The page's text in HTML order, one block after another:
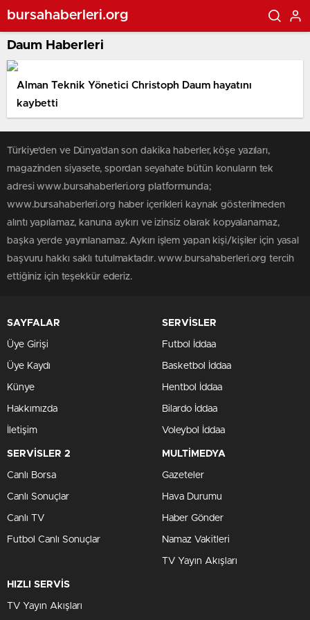
bursahaberleri.org
Daum Haberleri
Alman Teknik Yönetici Christoph Daum hayatını
kaybetti
Türkiye'den ve Dünya’dan son dakika haberler, köşe yazıları,
magazinden siyasete, spordan seyahate bütün konuların tek
adresi www.bursahaberleri.org platformunda;
www.bursahaberleri.org haber içerikleri kaynak gösterilmeden
alıntı yapılamaz, kanuna aykırı ve izinsiz olarak kopyalanamaz,
başka yerde yayınlanamaz. Aykırı işlem yapan kişi/kişiler için yasal
başvuru hakkı saklı tutulmaktadır. www.bursahaberleri.org tercih
ettiğiniz için teşekkür ederiz.
SAYFALAR
Üye Girişi
Üye Kaydı
Künye
Hakkımızda
İletişim
SERVİSLER
Futbol İddaa
Basketbol İddaa
Hentbol İddaa
Bilardo İddaa
Voleybol İddaa
SERVİSLER 2
Canlı Borsa
Canlı Sonuçlar
Canlı TV
Futbol Canlı Sonuçlar
MULTİMEDYA
Gazeteler
Hava Durumu
Haber Gönder
Namaz Vakitleri
TV Yayın Akışları
HIZLI SERVİS
TV Yayın Akışları